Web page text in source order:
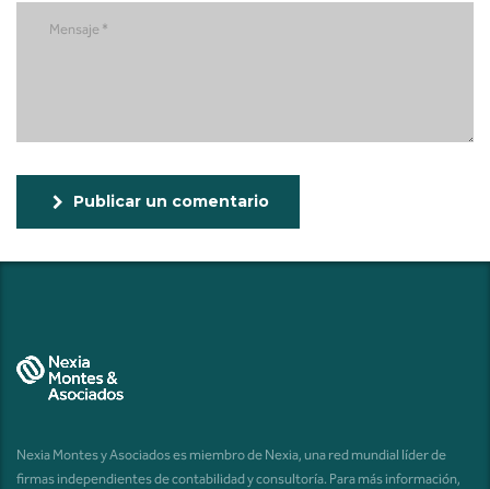
Publicar un comentario
Nexia Montes y Asociados es miembro de Nexia, una red mundial líder de
firmas independientes de contabilidad y consultoría. Para más información,